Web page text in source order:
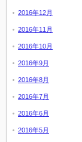
2016年12月
2016年11月
2016年10月
2016年9月
2016年8月
2016年7月
2016年6月
2016年5月